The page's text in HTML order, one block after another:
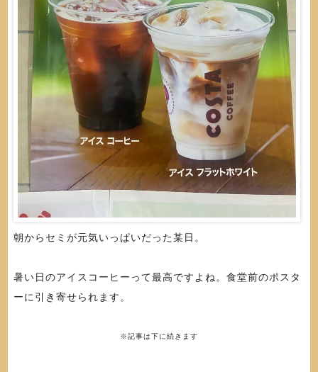
朝からセミが元気いっぱいだった某日。
暑い日のアイスコーヒーって最高ですよね。食堂前のポスタ
ーに引き寄せられます。
※記事は下に続きます